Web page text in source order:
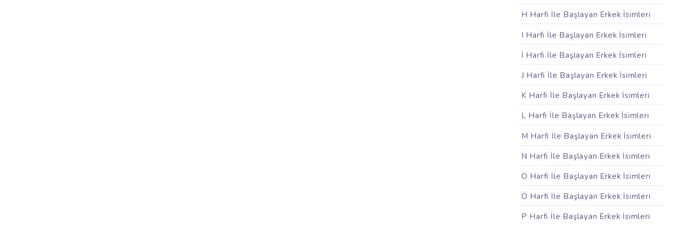
H Harfi İle Başlayan Erkek İsimleri
I Harfi İle Başlayan Erkek İsimleri
İ Harfi İle Başlayan Erkek İsimleri
J Harfi İle Başlayan Erkek İsimleri
K Harfi İle Başlayan Erkek İsimleri
L Harfi İle Başlayan Erkek İsimleri
M Harfi İle Başlayan Erkek İsimleri
N Harfi İle Başlayan Erkek İsimleri
O Harfi İle Başlayan Erkek İsimleri
Ö Harfi İle Başlayan Erkek İsimleri
P Harfi İle Başlayan Erkek İsimleri